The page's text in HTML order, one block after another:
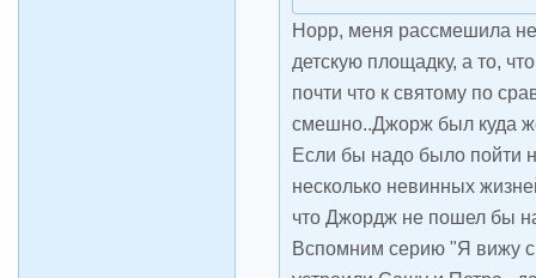
Норр, меня рассмешила
детскую площадку, а то,
почти что к святому по
смешно..Джорж был куда
Если бы надо было пойти
несколько невинных
что Джордж не пошел бы
Вспомним серию "Я вижу